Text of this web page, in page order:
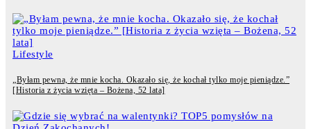
Lifestyle
„Byłam pewna, że mnie kocha. Okazało się, że kochał tylko moje pieniądze.”
[Historia z życia wzięta – Bożena, 52 lata]